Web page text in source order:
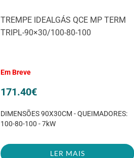
TREMPE IDEALGÁS QCE MP TERM
TRIPL-90×30/100-80-100
Em Breve
171.40€
DIMENSÕES 90X30CM - QUEIMADORES:
100-80-100 - 7kW
LER MAIS